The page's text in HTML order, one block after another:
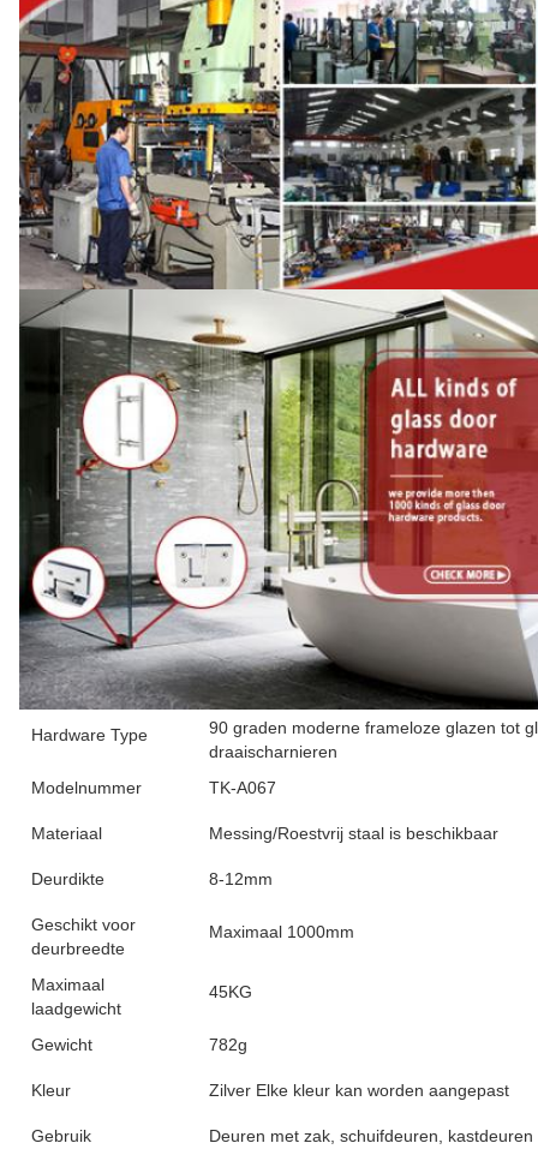
Hardware Type
90 graden moderne frameloze glazen tot
draaischarnieren
Modelnummer
TK-A067
Materiaal Messing/Roestvrij staal is beschikbaar
Deurdikte 8-12mm
Geschikt voor
deurbreedte
Maximaal 1000mm
Maximaal
laadgewicht
45KG
Gewicht 782g
Kleur Zilver Elke kleur kan worden aangepast
Gebruik Deuren met zak, schuifdeuren, kastdeuren